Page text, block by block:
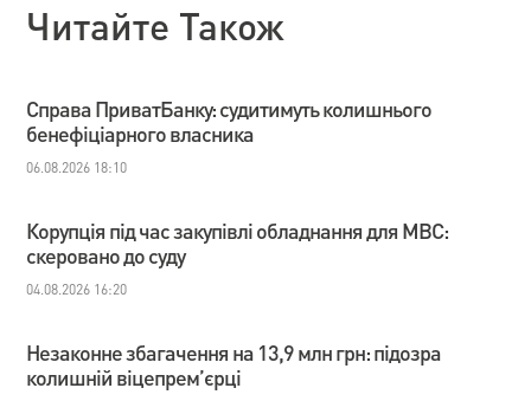
Читайте Також
Справа ПриватБанку: судитимуть колишнього
бенефіціарного власника
06.08.2026 18:10
Корупція під час закупівлі обладнання для МВС:
скеровано до суду
04.08.2026 16:20
Незаконне збагачення на 13,9 млн грн: підозра
колишній віцепрем’єрці